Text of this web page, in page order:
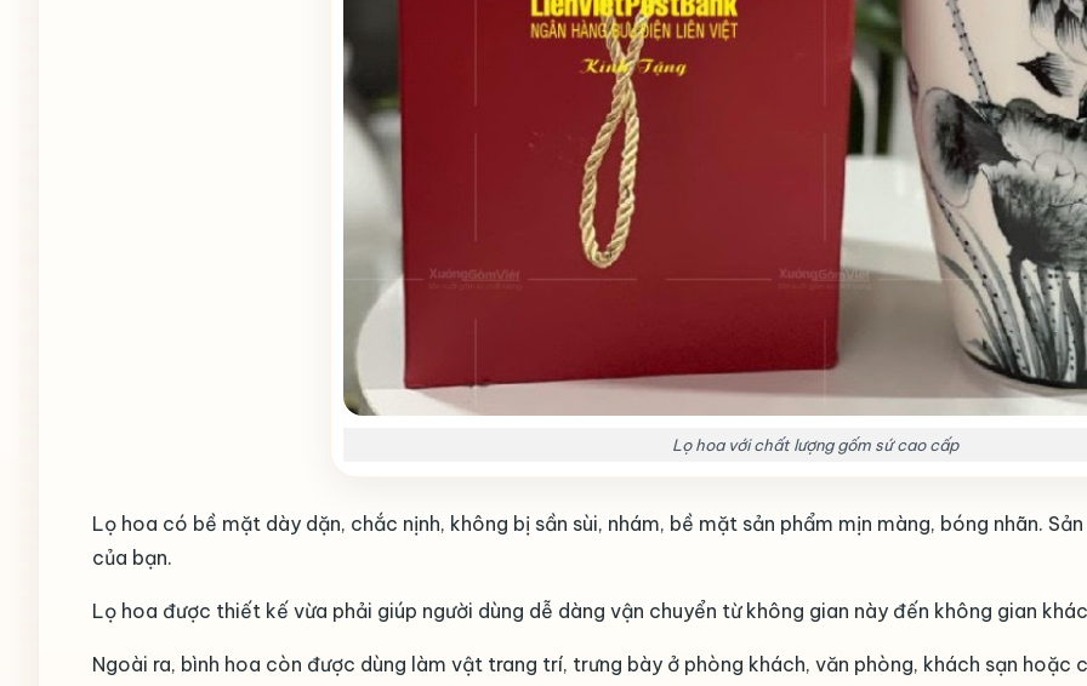
Lọ hoa với chất lượng gốm sứ cao cấp
Lọ hoa có bề mặt dày dặn, chắc nịnh, không bị sần sùi, nhám, bề mặt sản phẩm mịn màng, bóng nhãn.
của bạn.
Lọ hoa được thiết kế vừa phải giúp người dùng dễ dàng vận chuyển từ không gian này đến không gian
Ngoài ra, bình hoa còn được dùng làm vật trang trí, trưng bày ở phòng khách, văn phòng, khách sạn hoặc